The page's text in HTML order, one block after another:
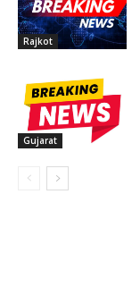
Rajkot
Gujarat